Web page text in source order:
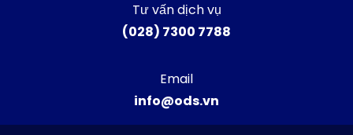
Tư vấn dịch vụ
(028) 7300 7788
Email
info@ods.vn